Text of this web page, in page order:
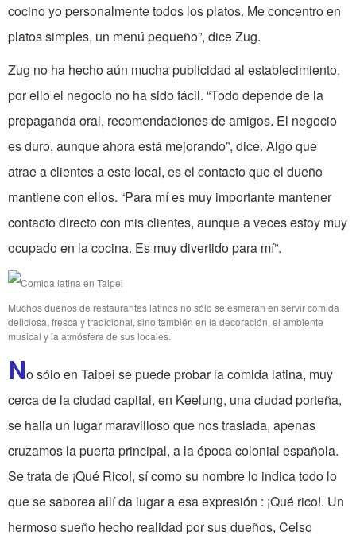
cocino yo personalmente todos los platos. Me concentro en
platos simples, un menú pequeño”, dice Zug.
Zug no ha hecho aún mucha publicidad al establecimiento,
por ello el negocio no ha sido fácil. “Todo depende de la
propaganda oral, recomendaciones de amigos. El negocio
es duro, aunque ahora está mejorando”, dice. Algo que
atrae a clientes a este local, es el contacto que el dueño
mantiene con ellos. “Para mí es muy importante mantener
contacto directo con mis clientes, aunque a veces estoy muy
ocupado en la cocina. Es muy divertido para mí”.
Muchos dueños de restaurantes latinos no sólo se esmeran en servir comida
deliciosa, fresca y tradicional, sino también en la decoración, el ambiente
musical y la atmósfera de sus locales.
No sólo en Taipei se puede probar la comida latina, muy
cerca de la ciudad capital, en Keelung, una ciudad porteña,
se halla un lugar maravilloso que nos traslada, apenas
cruzamos la puerta principal, a la época colonial española.
Se trata de ¡Qué Rico!, sí como su nombre lo indica todo lo
que se saborea allí da lugar a esa expresión : ¡Qué rico!. Un
hermoso sueño hecho realidad por sus dueños, Celso